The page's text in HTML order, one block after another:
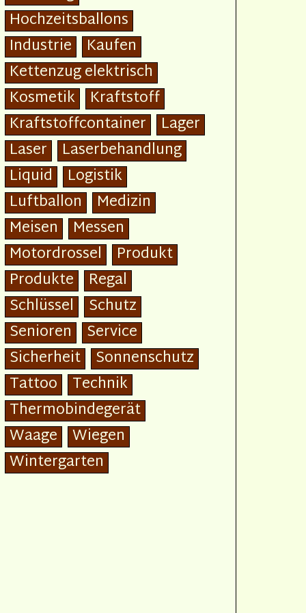
Hochzeitsballons
Industrie
Kaufen
Kettenzug elektrisch
Kosmetik
Kraftstoff
Kraftstoffcontainer
Lager
Laser
Laserbehandlung
Liquid
Logistik
Luftballon
Medizin
Meisen
Messen
Motordrossel
Produkt
Produkte
Regal
Schlüssel
Schutz
Senioren
Service
Sicherheit
Sonnenschutz
Tattoo
Technik
Thermobindegerät
Waage
Wiegen
Wintergarten